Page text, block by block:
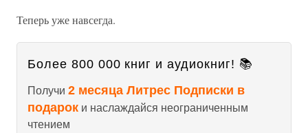
Теперь уже навсегда.
Более 800 000 книг и аудиокниг! 📚
Получи 2 месяца Литрес Подписки в
подарок и наслаждайся неограниченным
чтением